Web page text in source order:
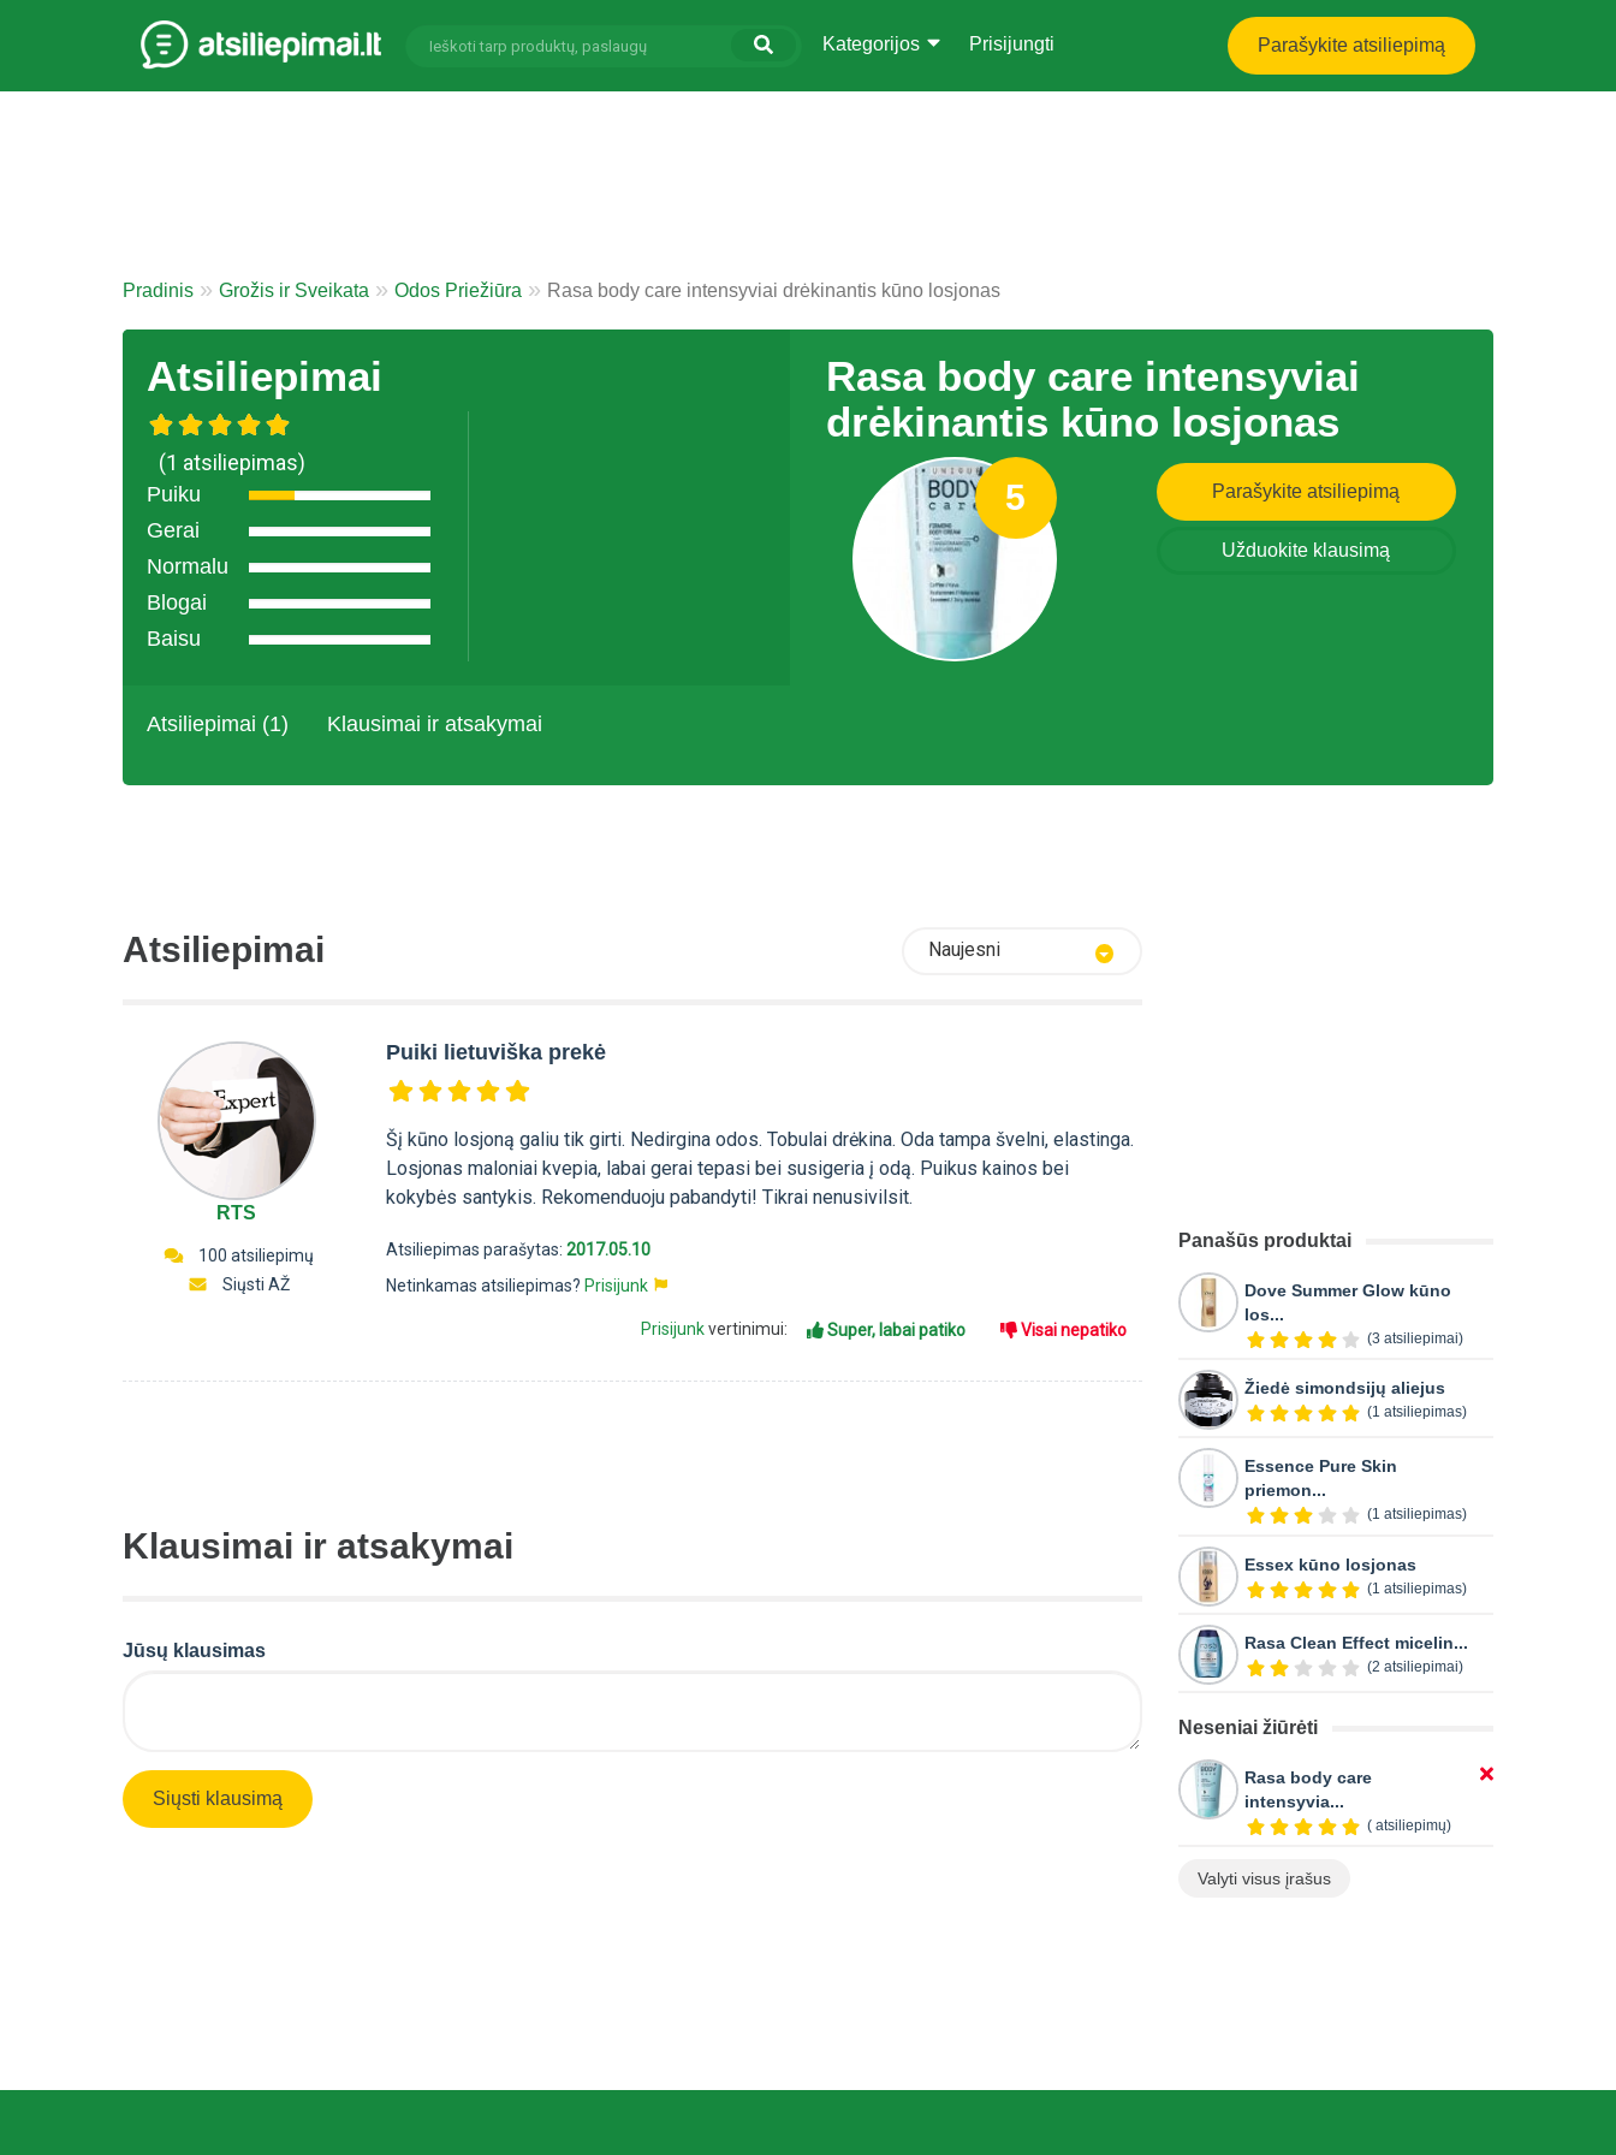
Parašykite atsiliepimą
Kategorijos Prisijungti
Pradinis Grožis ir Sveikata Odos Priežiūra Rasa body care intensyviai drėkinantis kūno losjonas
Atsiliepimai
(1 atsiliepimas)
Puiku
Gerai
Normalu
Blogai
Baisu
Atsiliepimai (1) Klausimai ir atsakymai
Rasa body care intensyviai
drėkinantis kūno losjonas
5 Parašykite atsiliepimą
Užduokite klausimą
Atsiliepimai Naujesni
RTS
100 atsiliepimų
Siųsti AŽ
Puiki lietuviška prekė
Šį kūno losjoną galiu tik girti. Nedirgina odos. Tobulai drėkina. Oda tampa švelni, elastinga.
Losjonas maloniai kvepia, labai gerai tepasi bei susigeria į odą. Puikus kainos bei
kokybės santykis. Rekomenduoju pabandyti! Tikrai nenusivilsit.
Atsiliepimas parašytas:2017.05.10
Netinkamas atsiliepimas? Prisijunk
Prisijunkvertinimui: Super, labai patiko Visai nepatiko
Klausimai ir atsakymai
Jūsų klausimas
Panašūs produktai
Dove Summer Glow kūno
los...
(3 atsiliepimai)
Žiedė simondsijų aliejus
(1 atsiliepimas)
Essence Pure Skin
priemon...
(1 atsiliepimas)
Essex kūno losjonas
(1 atsiliepimas)
Rasa Clean Effect micelin...
(2 atsiliepimai)
Neseniai žiūrėti
Rasa body care
intensyvia...
( atsiliepimų)
Valyti visus įrašus